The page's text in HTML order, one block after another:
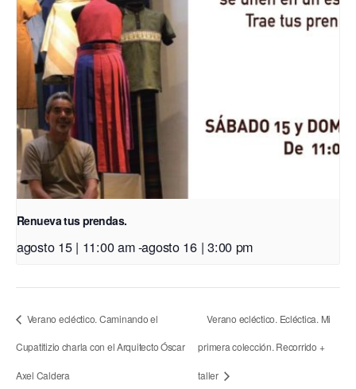
Renueva tus prendas.
agosto 15 | 11:00 am-agosto 16 | 3:00 pm
Verano ecléctico. Caminando el
Cupatitizio charla con el Arquitecto Óscar
Axel Caldera
Verano ecléctico. Ecléctica. Mi
primera colección. Recorrido +
taller